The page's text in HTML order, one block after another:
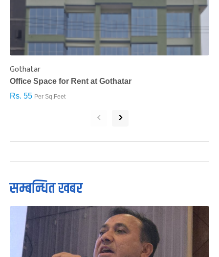
Gothatar
Office Space for Rent at Gothatar
Rs. 55 Per Sq.Feet
‹ ›
सम्बन्धित खबर